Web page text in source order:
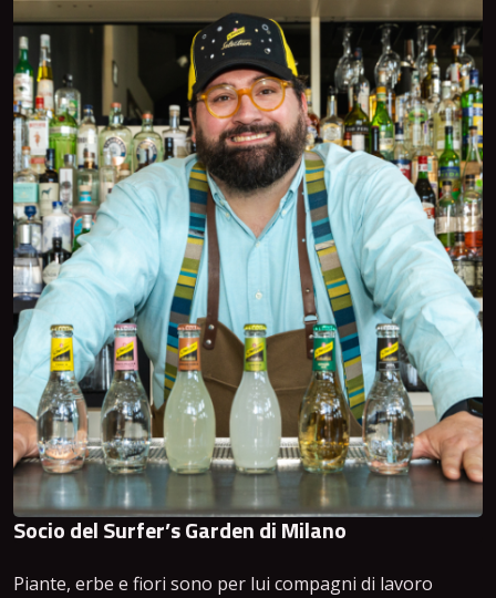
Socio del Surfer’s Garden di Milano
Piante, erbe e fiori sono per lui compagni di lavoro